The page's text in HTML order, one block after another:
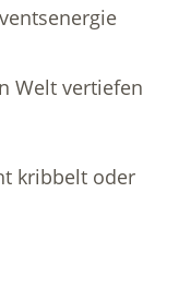
Welt vertiefen
kribbelt oder